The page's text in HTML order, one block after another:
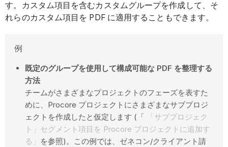
す。カスタム項目を含むカスタムグループを作成して、そ
れらのカスタム項目を PDF に適用することもできます。
例
既定のグループを使用して構成可能な PDF を整理する
方法
チームがさまざまなプロジェクトのフェーズを表すた
めに、Procore プロジェクトにさまざまなサブプロジ
ェクトを作成したと仮定します (「
「サブプロジェク
ト」セグメント項目を Procore プロジェクトに追加す
る」 を参照)。この例では、ゼネコン/クライアント請